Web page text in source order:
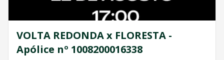
VOLTA REDONDA x FLORESTA -
Apólice nº 1008200016338